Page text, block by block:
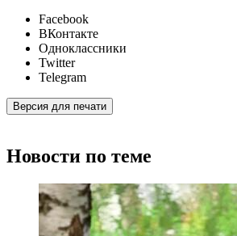
Facebook
ВКонтакте
Одноклассники
Twitter
Telegram
Версия для печати
Новости по теме